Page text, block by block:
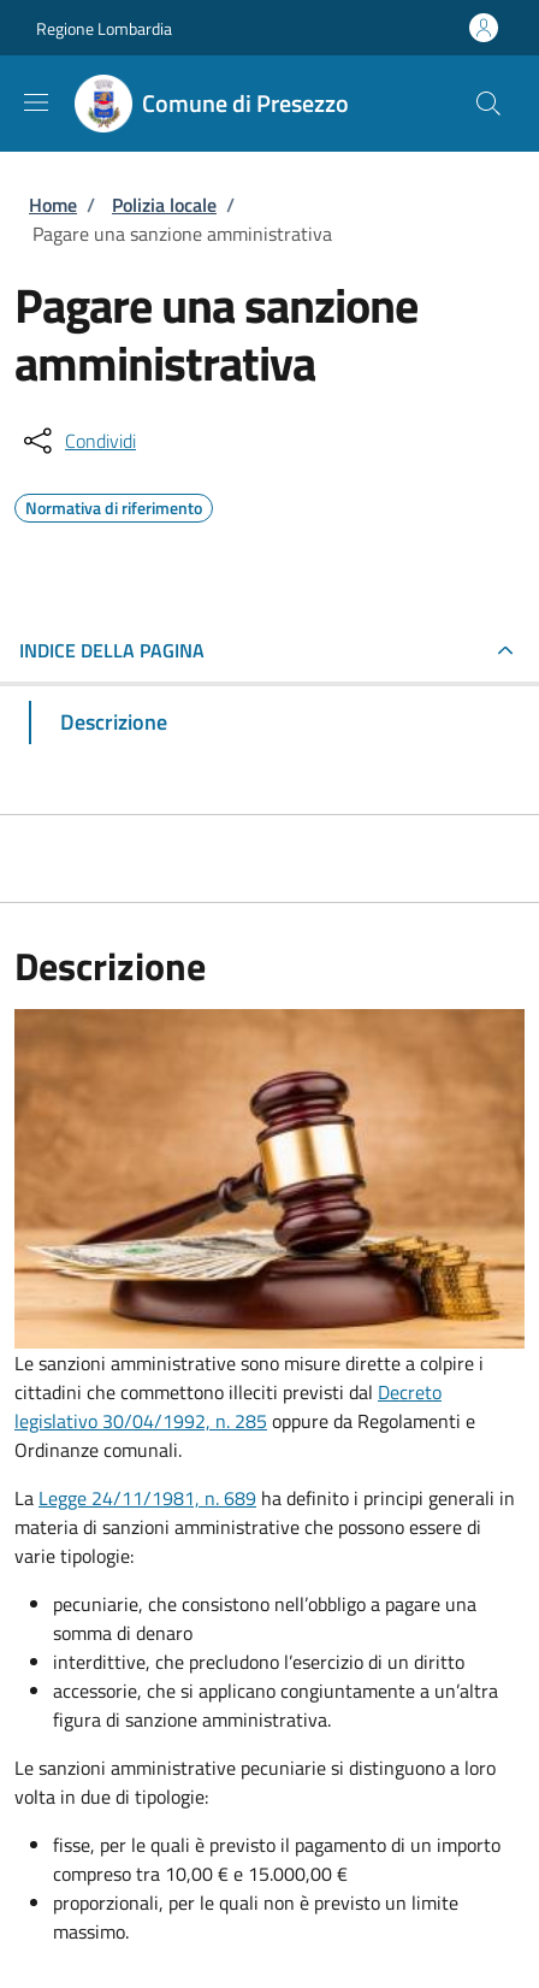
Regione Lombardia
Comune di Presezzo
Briciole di pane
Home / Polizia locale /
Pagare una sanzione amministrativa
Pagare una sanzione
amministrativa
Condividi
Normativa di riferimento
INDICE DELLA PAGINA
Descrizione
Descrizione
Le sanzioni amministrative sono misure dirette a colpire i
cittadini che commettono illeciti previsti dal Decreto
legislativo 30/04/1992, n. 285 oppure da Regolamenti e
Ordinanze comunali.
La Legge 24/11/1981, n. 689 ha definito i principi generali in
materia di sanzioni amministrative che possono essere di
varie tipologie:
pecuniarie, che consistono nell’obbligo a pagare una
somma di denaro
interdittive, che precludono l’eserciziodi un diritto
accessorie, che si applicano congiuntamente a un’altra
figura di sanzione amministrativa.
Le sanzioni amministrative pecuniarie si distinguono a loro
volta in due di tipologie:
fisse, per le quali è previsto il pagamento di un importo
compreso tra 10,00 € e 15.000,00 €
proporzionali, per le quali non è previsto un limite
massimo.